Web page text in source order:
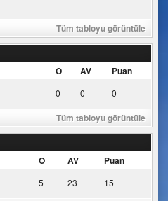
Tüm tabloyu görüntüle
O AV Puan
0 0 0
Tüm tabloyu görüntüle
O AV Puan
5 23 15